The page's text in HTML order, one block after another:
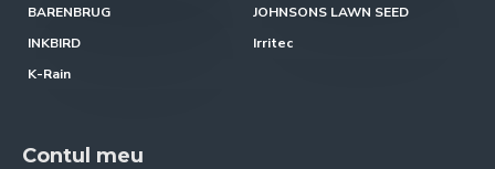
BARENBRUG
JOHNSONS LAWN SEED
INKBIRD
Irritec
K-Rain
Contul meu